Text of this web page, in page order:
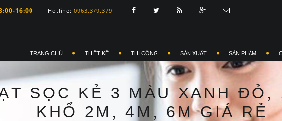
16:00 Hotline: 0963.379.379
TRANG CHỦ THIẾT KẾ THI CÔNG SẢN XUẤT SẢN PHẨM
SỌC KẺ 3 MÀU XANH ĐỎ,
KHỔ 2M, 4M, 6M GIÁ RẺ